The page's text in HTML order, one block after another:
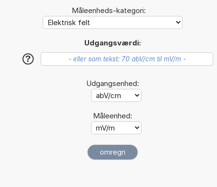
Måleenheds-kategori:
Udgangsværdi:
?
Udgangsenhed:
Måleenhed: